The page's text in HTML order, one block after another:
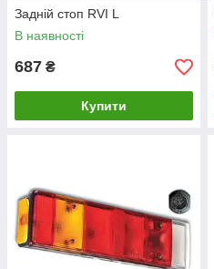
Задній стоп RVI L
В наявності
687 ₴
Купити